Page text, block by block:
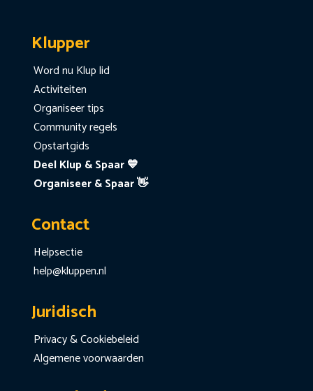
Klupper
Word nu Klup lid
Activiteiten
Organiseer tips
Community regels
Opstartgids
Deel Klup & Spaar 💙
Organiseer & Spaar 👋
Contact
Helpsectie
help@kluppen.nl
Juridisch
Privacy & Cookiebeleid
Algemene voorwaarden